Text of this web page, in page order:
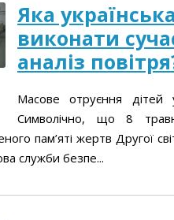
Яка
виконати
аналіз
Масове отруєння
Символічно, що 8
пам’яті жертв Другої
служби безпе...